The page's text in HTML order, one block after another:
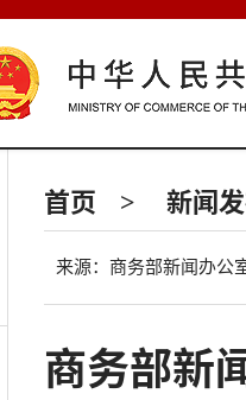
首页 > 新闻
来源：商务部新闻办公
商务部新